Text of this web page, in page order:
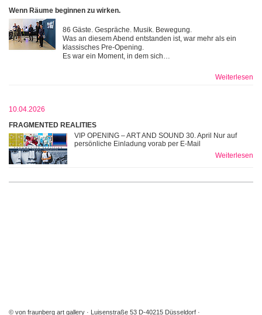
Wenn Räume beginnen zu wirken.
86 Gäste. Gespräche. Musik. Bewegung.
Was an diesem Abend entstanden ist, war mehr als ein
klassisches Pre-Opening.
Es war ein Moment, in dem sich…
Weiterlesen
10.04.2026
FRAGMENTED REALITIES
VIP OPENING – ART AND SOUND 30. April Nur auf
persönliche Einladung vorab per E-Mail
Weiterlesen
© von fraunberg art gallery Luisenstraße 53 D-40215 Düsseldorf